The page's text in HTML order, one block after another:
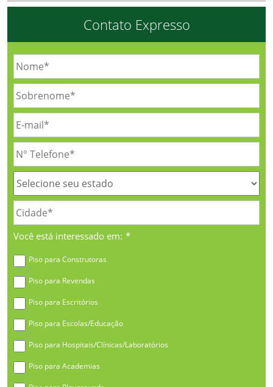
Contato Expresso
Você está interessado em: *
Piso para Construtoras
Piso para Revendas
Piso para Escritórios
Piso para Escolas/Educação
Piso para Hospitais/Clínicas/Laboratórios
Piso para Academias